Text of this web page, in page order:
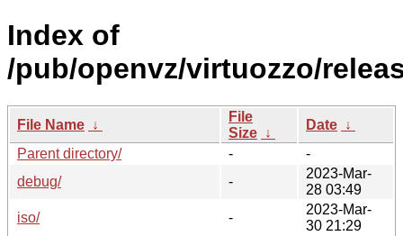
Index of
/pub/openvz/virtuozzo/
File Name ↓
File
Size ↓
Date ↓
Parent directory/
-
-
debug/
-
2023-Mar-
28 03:49
iso/
-
2023-Mar-
30 21:29